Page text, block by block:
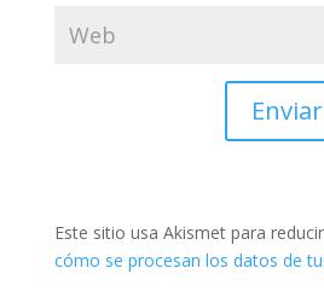
Este sitio usa Akismet para
cómo se procesan los datos de